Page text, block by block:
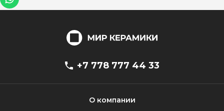
+7 778 777 44 33
О компании